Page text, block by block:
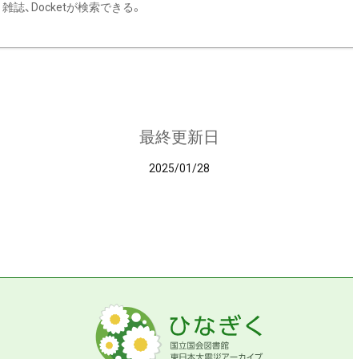
雑誌、Docketが検索できる。
最終更新日
2025/01/28